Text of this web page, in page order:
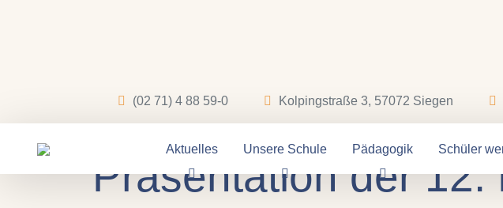
(02 71) 4 88 59-0 Kolpingstraße 3, 57072 Siegen
Aktuelles Unsere Schule Pädagogik Schüler
Achtung :
Präsentation der 12.